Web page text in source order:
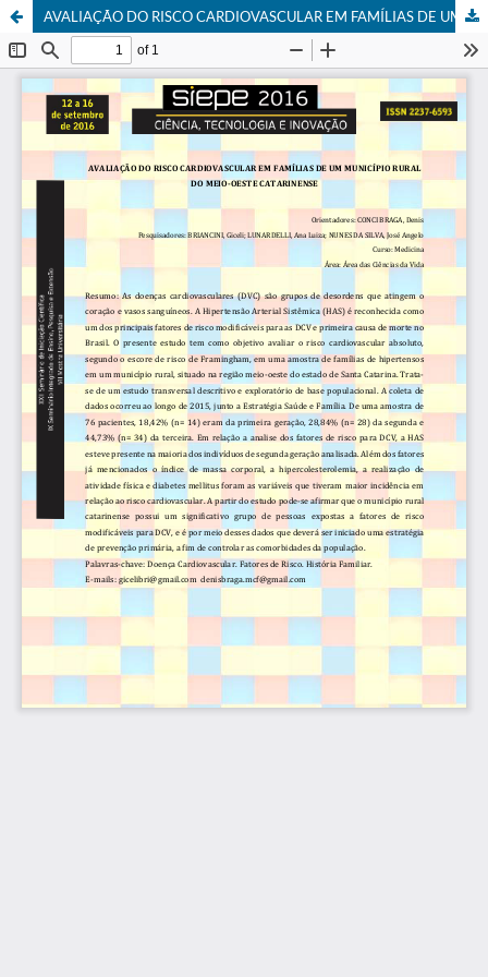
AVALIAÇÃO DO RISCO CARDIOVASCULAR EM FAMÍLIAS DE UM MUNICÍPIO RURAL DO MEIO-OESTE CATARINENSE